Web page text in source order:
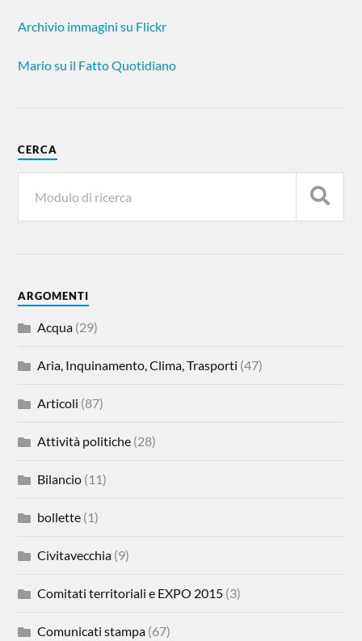
Archivio immagini su Flickr
Mario su il Fatto Quotidiano
CERCA
ARGOMENTI
Acqua (29)
Aria, Inquinamento, Clima, Trasporti (47)
Articoli (87)
Attività politiche (28)
Bilancio (11)
bollette (1)
Civitavecchia (9)
Comitati territoriali e EXPO 2015 (3)
Comunicati stampa (67)